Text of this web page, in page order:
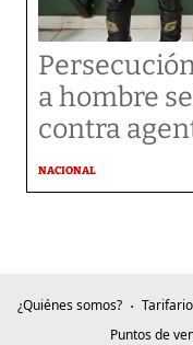
a hombre
contra
NACIONAL
¿Quiénes somos? Tarifario
Puntos de